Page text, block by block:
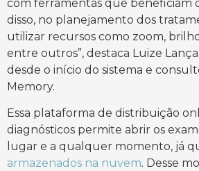
com ferramentas que beneficiam
disso, no planejamento dos
utilizar recursos como zoom,
entre outros”, destaca Luize
desde o início do sistema e
Memory.
Essa plataforma de distribuição
diagnósticos permite abrir os
lugar e a qualquer momento, já
armazenados na nuvem. Desse